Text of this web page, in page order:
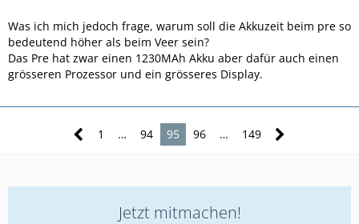
Was ich mich jedoch frage, warum soll die Akkuzeit beim pre so
bedeutend höher als beim Veer sein?
Das Pre hat zwar einen 1230MAh Akku aber dafür auch einen
grösseren Prozessor und ein grösseres Display.
1 … 94 95 96 … 149
Jetzt mitmachen!